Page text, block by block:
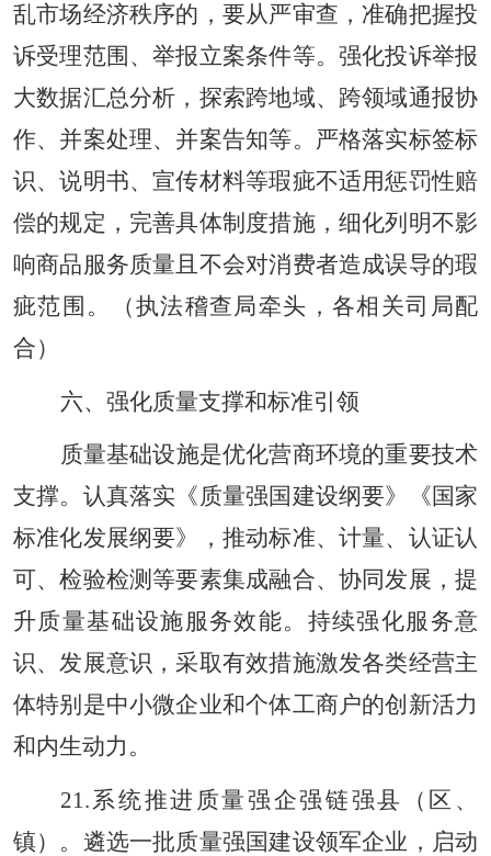
乱市场经济秩序的，要从严审查，准确把握投
诉受理范围、举报立案条件等。强化投诉举报
大数据汇总分析，探索跨地域、跨领域通报协
作、并案处理、并案告知等。严格落实标签标
识、说明书、宣传材料等瑕疵不适用惩罚性赔
偿的规定，完善具体制度措施，细化列明不影
响商品服务质量且不会对消费者造成误导的瑕
疵范围。（执法稽查局牵头，各相关司局配
合）
六、强化质量支撑和标准引领
质量基础设施是优化营商环境的重要技术
支撑。认真落实《质量强国建设纲要》《国家
标准化发展纲要》，推动标准、计量、认证认
可、检验检测等要素集成融合、协同发展，提
升质量基础设施服务效能。持续强化服务意
识、发展意识，采取有效措施激发各类经营主
体特别是中小微企业和个体工商户的创新活力
和内生动力。
21.系统推进质量强企强链强县（区、
镇）。遴选一批质量强国建设领军企业，启动